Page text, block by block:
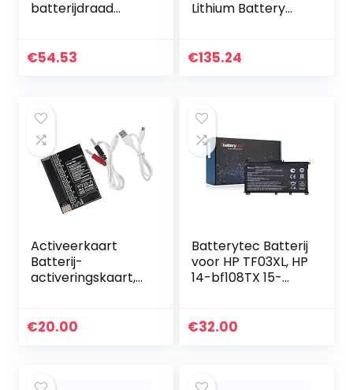
batterijdraad
Vervangen
vervanging…
€54.53
Lithium Battery
Isolation
€135.24
Activeerkaart
Batterij-
activeringskaart,
voor smartphones
€20.00
Batterytec Batterij
voor HP TF03XL, HP
14-bf108TX 15-
HSTNN-LB7J
€32.00